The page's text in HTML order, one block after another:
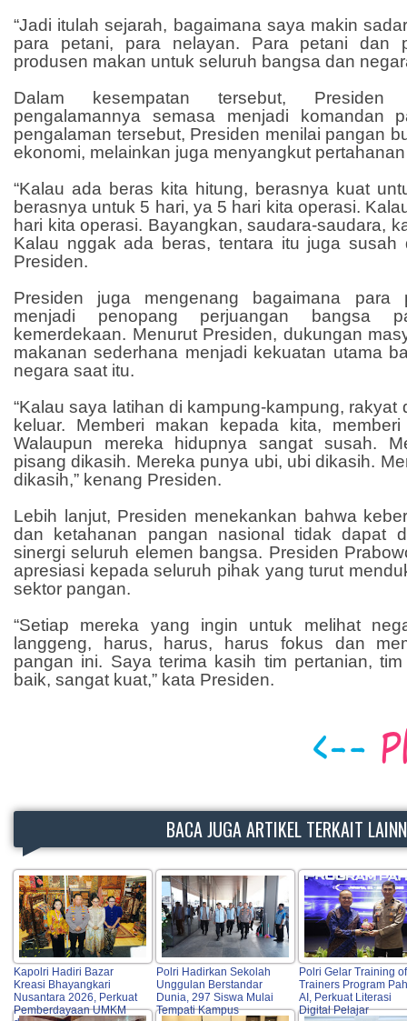
“Jadi itulah sejarah, bagaimana saya makin
para petani, para nelayan. Para petani dan
produsen makan untuk seluruh bangsa dan
Dalam kesempatan tersebut, Presiden
pengalamannya semasa menjadi komandan
pengalaman tersebut, Presiden menilai pangan
ekonomi, melainkan juga menyangkut
“Kalau ada beras kita hitung, berasnya kuat
berasnya untuk 5 hari, ya 5 hari kita operasi.
hari kita operasi. Bayangkan, saudara-saudara,
Kalau nggak ada beras, tentara itu juga susah
Presiden.
Presiden juga mengenang bagaimana para
menjadi penopang perjuangan bangsa
kemerdekaan. Menurut Presiden, dukungan
makanan sederhana menjadi kekuatan utama
negara saat itu.
“Kalau saya latihan di kampung-kampung, rakyat
keluar. Memberi makan kepada kita,
Walaupun mereka hidupnya sangat susah.
pisang dikasih. Mereka punya ubi, ubi dikasih.
dikasih,” kenang Presiden.
Lebih lanjut, Presiden menekankan bahwa
dan ketahanan pangan nasional tidak dapat
sinergi seluruh elemen bangsa. Presiden
apresiasi kepada seluruh pihak yang turut
sektor pangan.
“Setiap mereka yang ingin untuk melihat
langgeng, harus, harus, harus fokus dan
pangan ini. Saya terima kasih tim pertanian,
baik, sangat kuat,” kata Presiden.
BACA JUGA ARTIKEL TERKAIT
Kapolri Hadiri Bazar
Kreasi Bhayangkari
Nusantara 2026, Perkuat
Pemberdayaan UMKM
Polri Hadirkan Sekolah
Unggulan Berstandar
Dunia, 297 Siswa Mulai
Tempati Kampus
Polri Gelar Training of
Trainers Program
AI, Perkuat Literasi
Digital Pelajar